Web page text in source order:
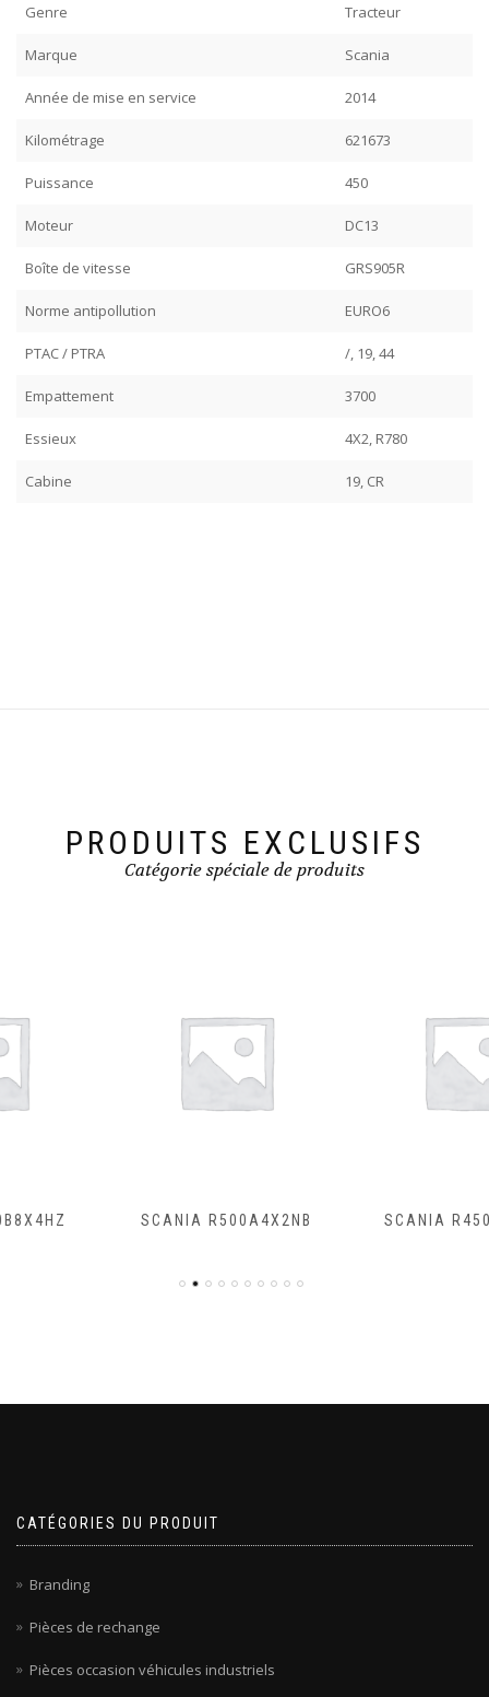
Genre Tracteur
Marque Scania
Année de mise en service 2014
Kilométrage 621673
Puissance 450
Moteur DC13
Boîte de vitesse GRS905R
Norme antipollution EURO6
PTAC / PTRA /, 19, 44
Empattement 3700
Essieux 4X2, R780
Cabine 19, CR
PRODUITS EXCLUSIFS
Catégorie spéciale de produits
SCANIA R500A4X2NB SCANIA R450A4X2NA
CATÉGORIES DU PRODUIT
Branding
Pièces de rechange
Pièces occasion véhicules industriels